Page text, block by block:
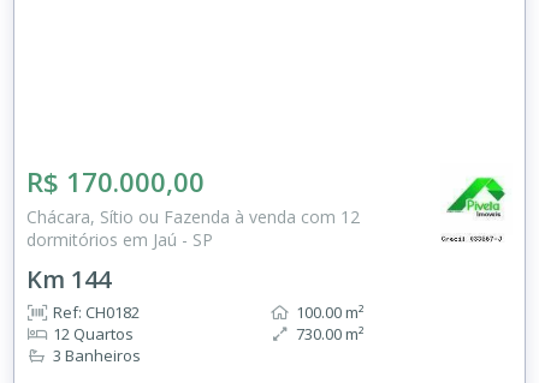
R$ 170.000,00
Chácara, Sítio ou Fazenda à venda com 12
dormitórios em Jaú - SP
Km 144
Ref: CH0182
12 Quartos
3 Banheiros
100.00 m²
730.00 m²